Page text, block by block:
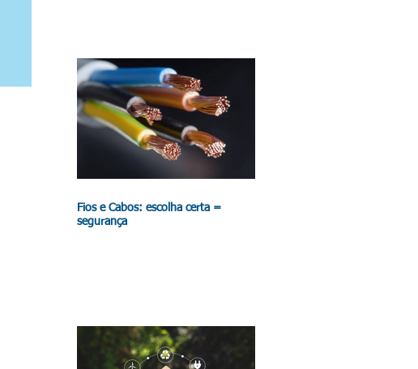
Fios e Cabos: escolha certa =
segurança